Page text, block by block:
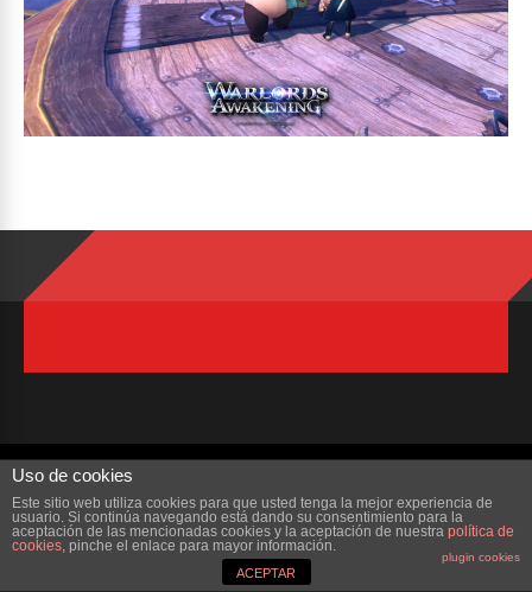
Copyright © 2023 ZonaMMORPG.com. Todos los derechos reservados
Portada
¿Quienes Somos? Colabora Contacto
Uso de cookies
Este sitio web utiliza cookies para que usted tenga la mejor experiencia de
usuario. Si continúa navegando está dando su consentimiento para la
aceptación de las mencionadas cookies y la aceptación de nuestra política de
cookies, pinche el enlace para mayor información.
plugin cookies
ACEPTAR